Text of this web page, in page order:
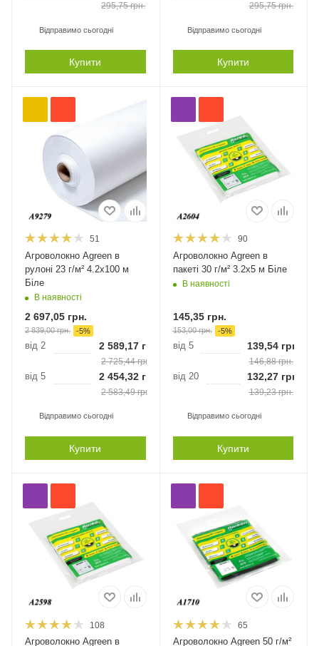
295,75грн.
Відправимо сьогодні
Купити
295,75грн.
Відправимо сьогодні
Купити
51
Агроволокно Agreen в
рулоні 23 г/м² 4.2х100 м
Біле
В наявності
2 697,05 грн.
2 839,00грн. -5%
від 2 2 589,17 грн.
2 725,44грн.
від 5 2 454,32 грн.
2 583,49грн.
Відправимо сьогодні
Купити
90
Агроволокно Agreen в
пакеті 30 г/м² 3.2х5 м Біле
В наявності
145,35грн.
153,00грн. -5%
від 5 139,54грн.
146,88грн.
від 20 132,27грн.
139,23грн.
Відправимо сьогодні
Купити
108
Агроволокно Agreen в
65
Агроволокно Agreen 50 г/м²